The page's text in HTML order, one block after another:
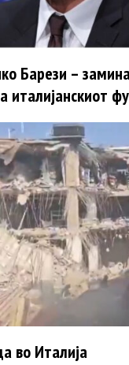
Барези –
италијанскиот
во Италија